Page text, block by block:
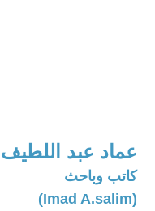
عماد عبد
كاتب وباحث
(Imad A.salim)